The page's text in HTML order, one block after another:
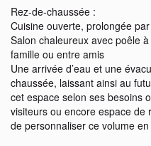
Rez-de-chaussée :
Cuisine ouverte, prolongée
Salon chaleureux avec poêle
famille ou entre amis
Une arrivée d’eau et une
chaussée, laissant ainsi au
cet espace selon ses besoins
visiteurs ou encore espace
de personnaliser ce volume